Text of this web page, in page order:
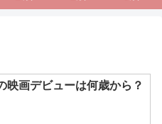
映画デビューは何歳から？